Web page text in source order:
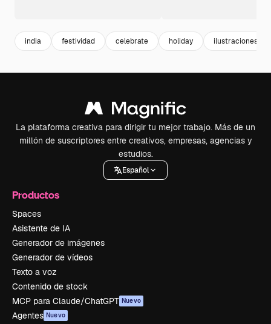
india festividad celebrate holiday ilustraciones
La plataforma creativa para dirigir tu mejor trabajo. Más de un
millón de suscriptores entre creativos, empresas, agencias y
estudios.
Español
Productos
Spaces
Asistente de IA
Generador de imágenes
Generador de vídeos
Texto a voz
Contenido de stock
MCP para Claude/ChatGPT Nuevo
Agentes Nuevo